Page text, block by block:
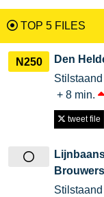
TOP 5 FILES
N250 Den
+ 8 min.
tweet file